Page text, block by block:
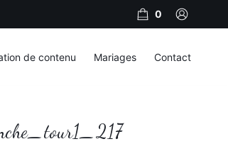
0
de contenu Mariages Contact